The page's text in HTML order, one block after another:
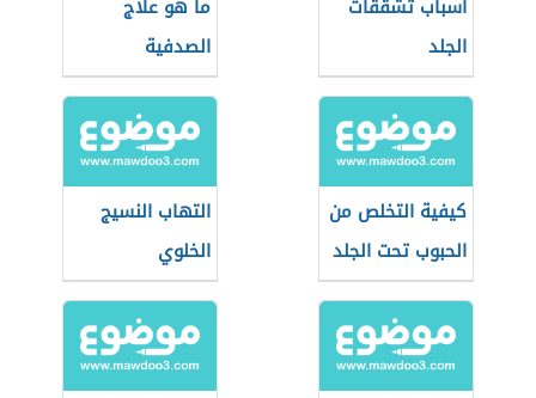
أسباب تشققات
الجلد
ما هو علاج
الصدفية
كيفية التخلص من
الحبوب تحت الجلد
التهاب النسيج
الخلوي